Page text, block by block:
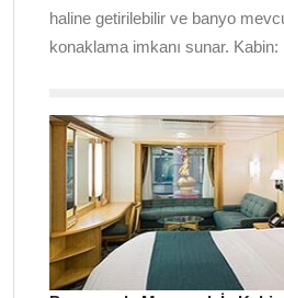
haline getirilebilir ve banyo
konaklama imkanı sunar. Kabin: